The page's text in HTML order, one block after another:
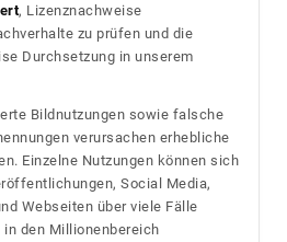
, Lizenznachweise
zu prüfen und die
Durchsetzung in unserem
Bildnutzungen sowie falsche
verursachen erhebliche
Einzelne Nutzungen können sich
Social Media,
Webseiten über viele Fälle
den Millionenbereich